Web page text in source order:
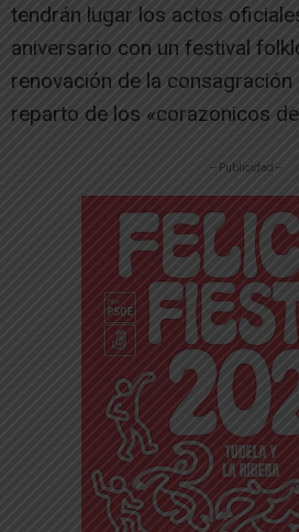
tendrán lugar los actos
aniversario con un festival
renovación de la consagración
reparto de los «corazonicos
-- Publicidad --